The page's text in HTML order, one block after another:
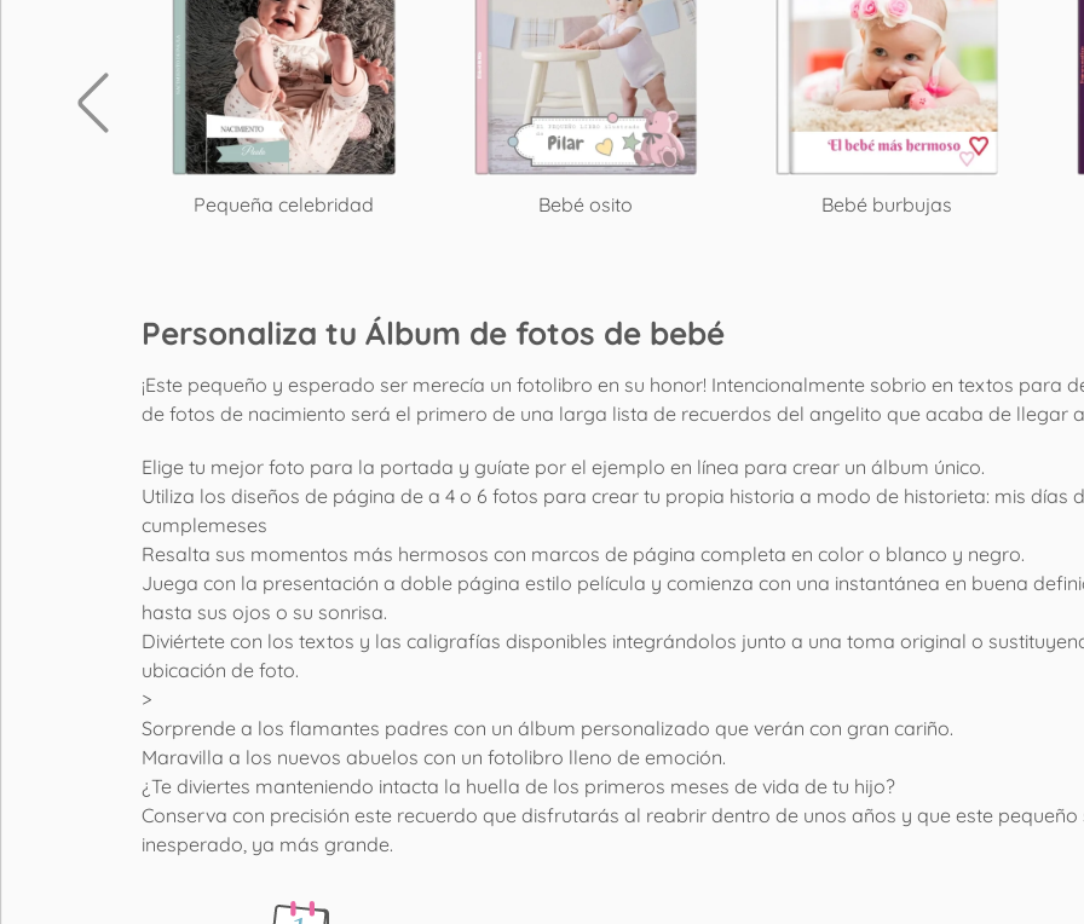
Pequeña celebridad Bebé osito Bebé burbujas
Personaliza tu Álbum de fotos de bebé
¡Este pequeño y esperado ser merecía un fotolibro en su honor! Intencionalmente sobrio en textos para
de fotos de nacimiento será el primero de una larga lista de recuerdos del angelito que acaba de llegar
Elige tu mejor foto para la portada y guíate por el ejemplo en línea para crear un álbum único.
Utiliza los diseños de página de a 4 o 6 fotos para crear tu propia historia a modo de historieta: mis días
cumplemeses
Resalta sus momentos más hermosos con marcos de página completa en color o blanco y negro.
Juega con la presentación a doble página estilo película y comienza con una instantánea en buena
hasta sus ojos o su sonrisa.
Diviértete con los textos y las caligrafías disponibles integrándolos junto a una toma original o
ubicación de foto.
>
Sorprende a los flamantes padres con un álbum personalizado que verán con gran cariño.
Maravilla a los nuevos abuelos con un fotolibro lleno de emoción.
¿Te diviertes manteniendo intacta la huella de los primeros meses de vida de tu hijo?
Conserva con precisión este recuerdo que disfrutarás al reabrir dentro de unos años y que este
inesperado, ya más grande.